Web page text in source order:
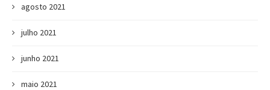
agosto 2021
julho 2021
junho 2021
maio 2021